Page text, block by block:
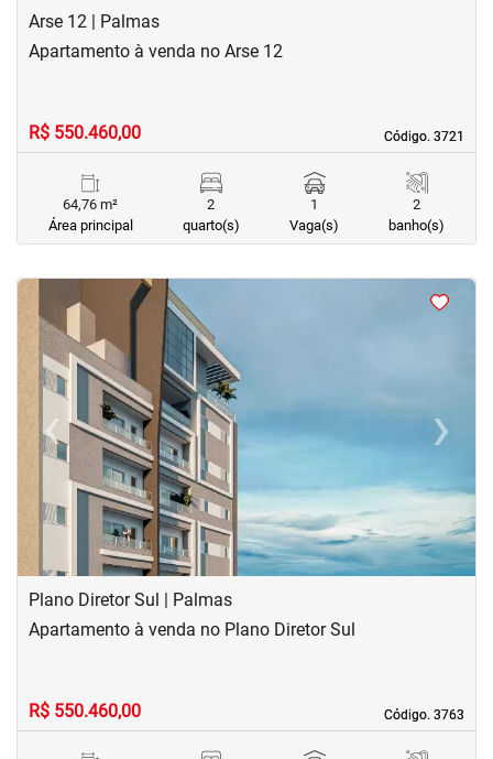
Arse 12 | Palmas
Código. 3721
Código. 3721
Apartamento à venda no Arse 12
R$ 550.460,00
64,76 m²
Área principal
2
quarto(s)
1
Vaga(s)
2
banho(s)
< <
‹Previous ›Next
Plano Diretor Sul | Palmas
Código. 3763
Código. 3763
Apartamento à venda no Plano Diretor Sul
R$ 550.460,00